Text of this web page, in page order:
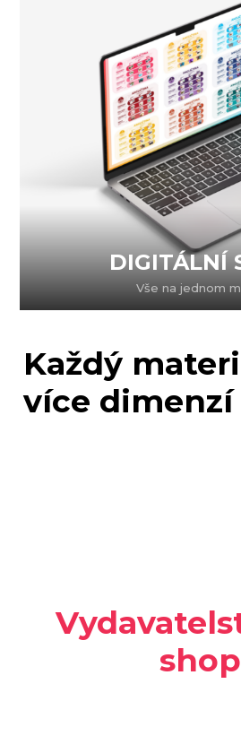
DIGITÁLNÍ
Vše na jednom
Každý
více dimenzí
shop